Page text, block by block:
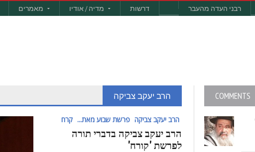
מאמרים מדיה / אודיו דרשות רבני העדה מהעבר
הרב יעקב צביקה
הרב יעקב צביקה פרשת שבוע מאת... קרח
הרב יעקב צביקה בדברי תורה
לפרשת 'קורח'
COMMENTS